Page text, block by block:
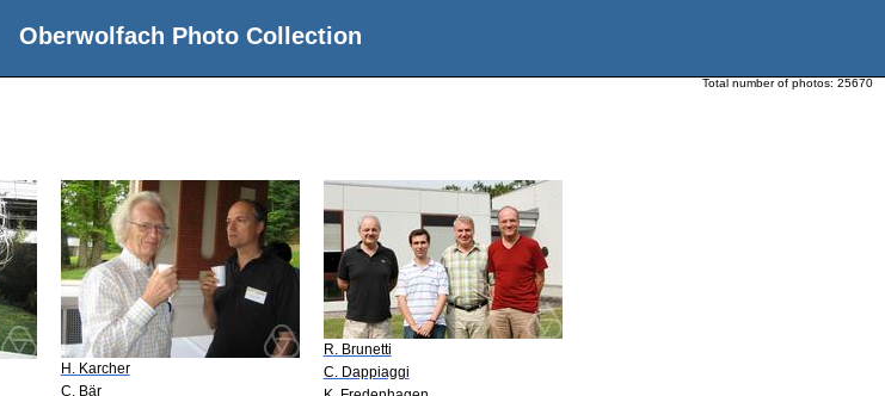
Oberwolfach Photo Collection
Total number of photos: 25670
H. Karcher
C. Bär
R. Brunetti
C. Dappiaggi